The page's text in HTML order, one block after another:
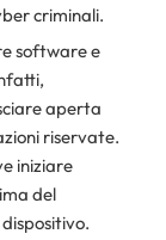
criminali.
software e
aperta
riservate.
iniziare
del